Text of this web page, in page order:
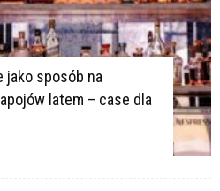
jako sposób na
latem – case dla